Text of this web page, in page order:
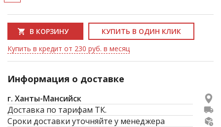
В КОРЗИНУ
КУПИТЬ В ОДИН КЛИК
Купить в кредит от 230 руб. в месяц
Информация о доставке
г. Ханты-Мансийск
Доставка по тарифам ТК.
Сроки доставки уточняйте у менеджера